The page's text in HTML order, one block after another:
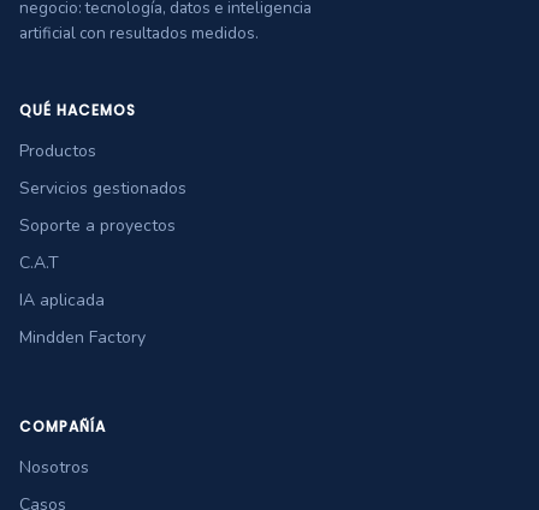
negocio: tecnología, datos e inteligencia
artificial con resultados medidos.
QUÉ HACEMOS
Productos
Servicios gestionados
Soporte a proyectos
C.A.T
IA aplicada
Mindden Factory
COMPAÑÍA
Nosotros
Casos